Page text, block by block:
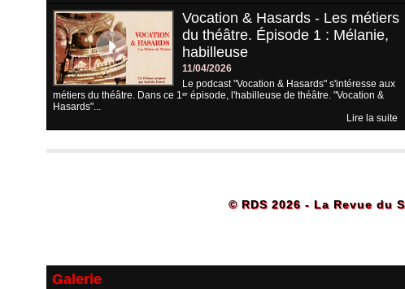
Vocation & Hasards - Les métiers
du théâtre. Épisode 1 : Mélanie,
habilleuse
11/04/2026
Le podcast "Vocation & Hasards" s'intéresse aux
métiers du théâtre. Dans ce 1ᵉʳ épisode, l'habilleuse de théâtre. "Vocation &
Hasards"...
Lire la suite
© RDS 2026 - La Revue du
Galerie